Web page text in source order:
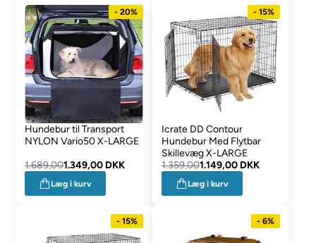
- 20%
Hundebur til Transport
NYLON Vario50 X-LARGE
1.689,001.349,00 DKK
Læg i kurv
- 15%
Icrate DD Contour
Hundebur Med Flytbar
Skillevæg X-LARGE
1.359,001.149,00 DKK
Læg i kurv
- 15% - 6%